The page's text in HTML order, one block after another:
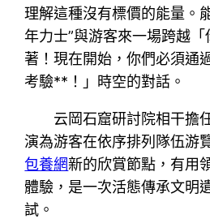
理解這種沒有標價的能量。
年力士”與游客來一場跨越
著！現在開始，你們必須通
考驗**！」時空的對話。
云岡石窟研討院相干擔
演為游客在依序排列隊伍游
包養網新的欣賞節點，有用
體驗，是一次活態傳承文明
試。